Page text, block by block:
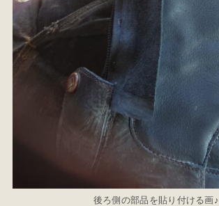
後ろ側の部品を貼り付ける画♪